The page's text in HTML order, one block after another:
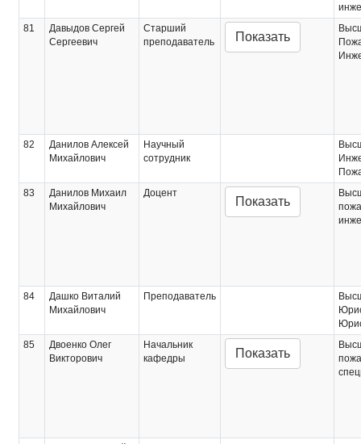
81
Давыдов Сергей
Сергеевич
Старший
преподаватель
Показать
82
Данилов Алексей
Михайлович
Научный
сотрудник
83
Данилов Михаил
Михайлович
Доцент
Показать
84
Дашко Виталий
Михайлович
Преподаватель
85
Двоенко Олег
Викторович
Начальник
кафедры
Показать